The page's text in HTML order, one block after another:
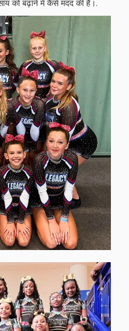
को बढ़ाने में कैसे मदद की है।.